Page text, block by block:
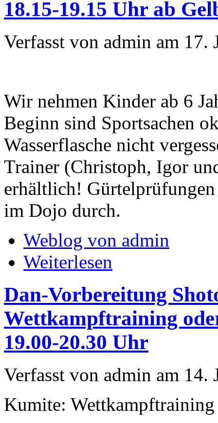
18.15-19.15 Uhr ab
Verfasst von admin am 17.
Wir nehmen Kinder ab 6
Beginn sind Sportsachen
Wasserflasche nicht
Trainer (Christoph, Igor
erhältlich!
im Dojo durch.
Weblog von admin
Weiterlesen
Dan-Vorbereitung
Wettkampftraining
19.00-20.30 Uhr
Verfasst von admin am 14.
Kumite: